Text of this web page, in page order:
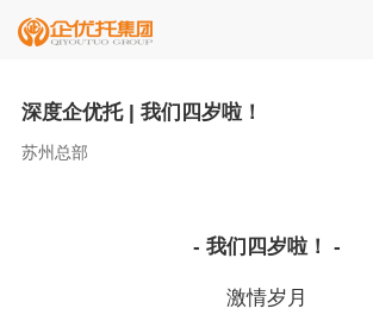
深度企优托 | 我们四岁啦！
苏州总部
- 我们四岁啦！ -
激情岁月